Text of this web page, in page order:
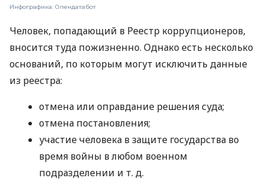
Инфографика: Опендатабот
Человек, попадающий в Реестр коррупционеров,
вносится туда пожизненно. Однако есть несколько
оснований, по которым могут исключить данные
из реестра:
отмена или оправдание решения суда;
отмена постановления;
участие человека в защите государства во
время войны в любом военном
подразделении и т. д.